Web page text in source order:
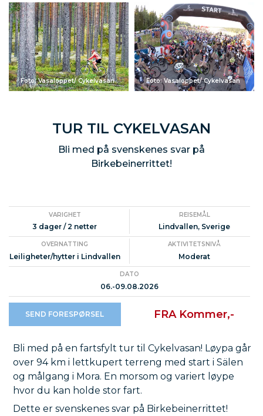
Foto: Vasaloppet/ Cykelvasan Foto: Vasaloppet/ Cykelvasan
TUR TIL CYKELVASAN
Bli med på svenskenes svar på
Birkebeinerrittet!
VARIGHET
3 dager / 2 netter
REISEMÅL
Lindvallen, Sverige
OVERNATTING
Leiligheter/hytter i Lindvallen
AKTIVITETSNIVÅ
Moderat
DATO
06.-09.08.2026
SEND FORESPØRSEL FRA Kommer,-
Bli med på en fartsfylt tur til Cykelvasan! Løypa går
over 94 km i lettkupert terreng med start i Sälen
og målgang i Mora. En morsom og variert løype
hvor du kan holde stor fart.
Dette er svenskenes svar på Birkebeinerrittet!